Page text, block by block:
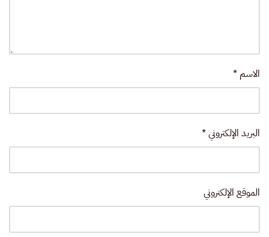
الاسم *
البريد الإلكتروني*
الموقع الإلكتروني